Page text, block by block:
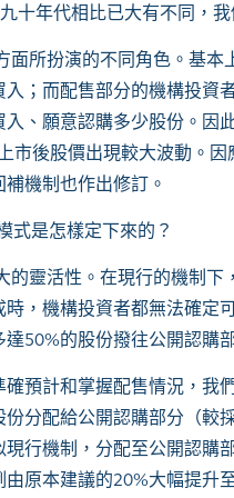
十年代相比已大有不同，
面所扮演的不同角色。基
；而配售部分的機構投資
、願意認購多少股份。因
後股價出現較大波動。
機制也作出修訂。
式是怎樣定下來的？
的靈活性。在現行的機制
，機構投資者都無法確定
50%的股份撥往公開認購
預計和掌握配售情況，
分配給公開認購部分（較
行機制，分配至公開認購
原本建議的20%大幅提升